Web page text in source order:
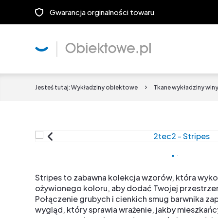
Gwarancja orginalności towaru
Jesteś tutaj: Wykładziny obiektowe Tkane wykładziny
Stripes to zabawna kolekcja wzorów, która
ożywionego koloru, aby dodać Twojej
Połączenie grubych i cienkich smug barwnika
wygląd, który sprawia wrażenie, jakby